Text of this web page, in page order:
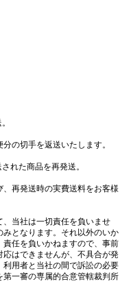
の切手を返送いたします。
れた商品を再発送。
再発送時の実費送料をお客様
当社は一切責任を負いませ
となります。それ以外のいか
任を負いかねますので、事前
はできませんが、不具合が発
用者と当社の間で訴訟の必要
一審の専属的合意管轄裁判所